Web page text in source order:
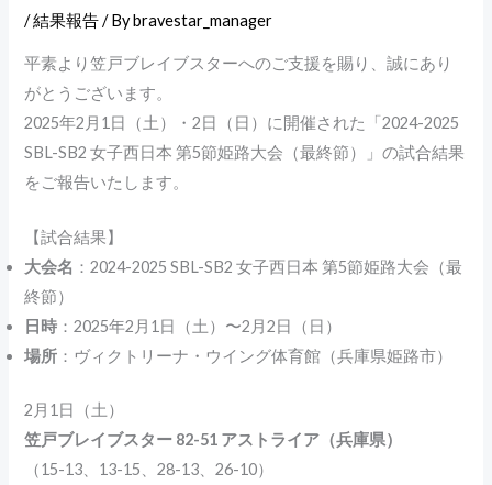
/結果報告/ Bybravestar_manager
平素より笠戸ブレイブスターへのご支援を賜り、誠にあり
がとうございます。
2025年2月1日（土）・2日（日）に開催された「2024-2025
SBL-SB2 女子西日本 第5節姫路大会（最終節）」の試合結果
をご報告いたします。
【試合結果】
大会名 ：2024-2025 SBL-SB2 女子西日本 第5節姫路大会（最
終節）
日時 ：2025年2月1日（土）〜2月2日（日）
場所 ：ヴィクトリーナ・ウイング体育館（兵庫県姫路市）
2月1日（土）
笠戸ブレイブスター 82-51 アストライア（兵庫県）
（15-13、13-15、28-13、26-10）